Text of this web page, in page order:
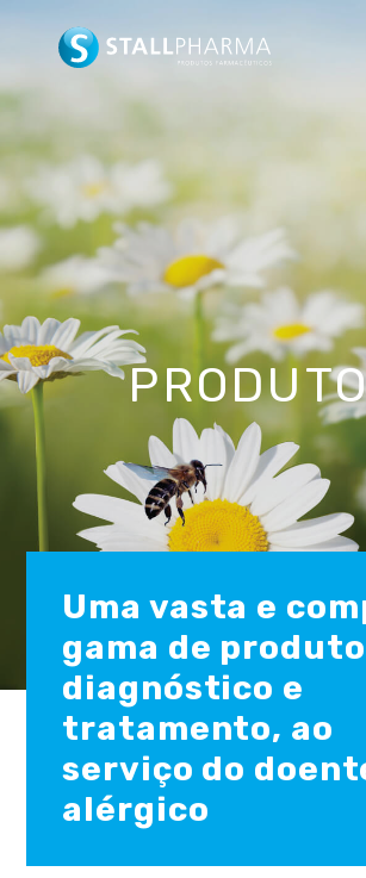
Uma vasta e
gama de
diagnóstico e
tratamento, ao
serviço do
alérgico